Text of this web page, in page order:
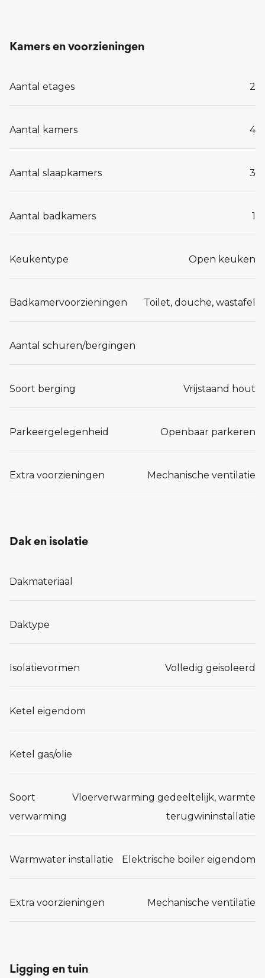
Kamers en voorzieningen
Aantal etages 2
Aantal kamers 4
Aantal slaapkamers 3
Aantal badkamers 1
Keukentype Open keuken
Badkamervoorzieningen Toilet, douche, wastafel
Aantal schuren/bergingen
Soort berging Vrijstaand hout
Parkeergelegenheid Openbaar parkeren
Extra voorzieningen Mechanische ventilatie
Dak en isolatie
Dakmateriaal
Daktype
Isolatievormen Volledig geisoleerd
Ketel eigendom
Ketel gas/olie
Soort
verwarming
Vloerverwarming gedeeltelijk, warmte
terugwininstallatie
Warmwater installatie Elektrische boiler eigendom
Extra voorzieningen Mechanische ventilatie
Ligging en tuin